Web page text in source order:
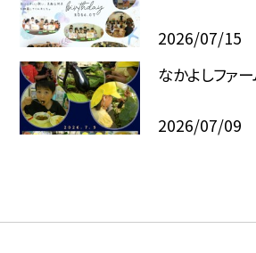
2026/07/15
なかよしファ
2026/07/09